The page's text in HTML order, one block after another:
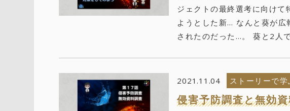
ジェクトの最終選考に向けて
ようとした新… なんと葵が広
されたのだった…。 葵と2人
2021.11.04 ストーリーで
侵害予防調査と無効